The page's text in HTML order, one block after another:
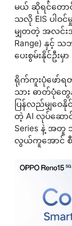
မယ် ဆိုရင်တော
သလို EIS ပါဝ
မျှတတဲ့ အလင်းအ
Range) နှင့်
ပေးစွမ်းနိုင်ဦးမှ
ရိုက်ကူးပုံဖော်ရ
သား ဓာတ်ပုံ
ပြန်လည်မျှဝေ
တဲ့ AI လုပ်ဆော
Series နဲ့ အ
လွယ်ကူအောင် စီမံ